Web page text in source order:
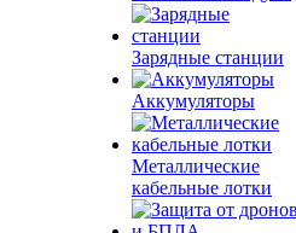
Зарядные станции
Аккумуляторы
Металлические
кабельные лотки